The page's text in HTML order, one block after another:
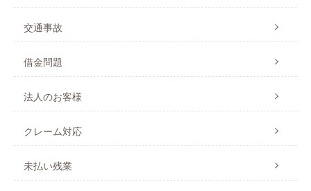
交通事故
借金問題
法人のお客様
クレーム対応
未払い残業